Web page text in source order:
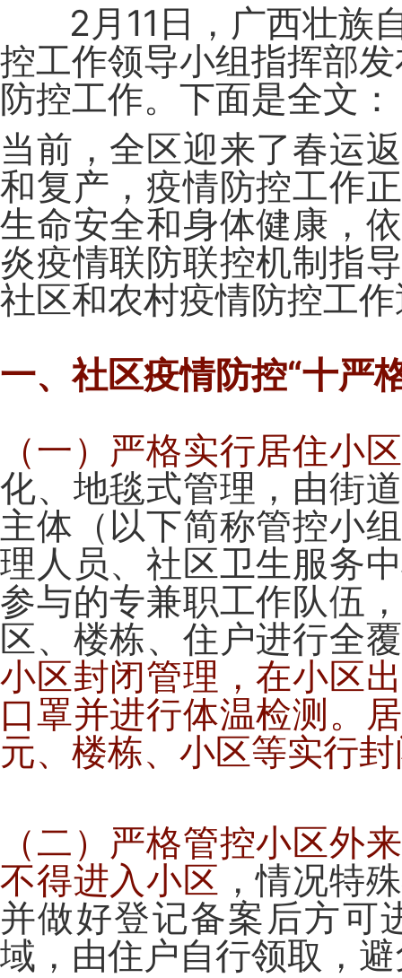
2月11日，广西壮族自
控工作领导小组指挥部
防控工作。下面是全文：
当前，全区迎来了春运
和复产，疫情防控工作
生命安全和身体健康，
炎疫情联防联控机制指
社区和农村疫情防控工
一、社区疫情防控“十严
（一）严格实行居住小
化、地毯式管理，由街
主体（以下简称管控小
理人员、社区卫生服务
参与的专兼职工作队伍
区、楼栋、住户进行全
小区封闭管理，在小区
口罩并进行体温检测。
元、楼栋、小区等实行
（二）严格管控小区外
不得进入小区 ，情况特
并做好登记备案后方可
域，由住户自行领取，